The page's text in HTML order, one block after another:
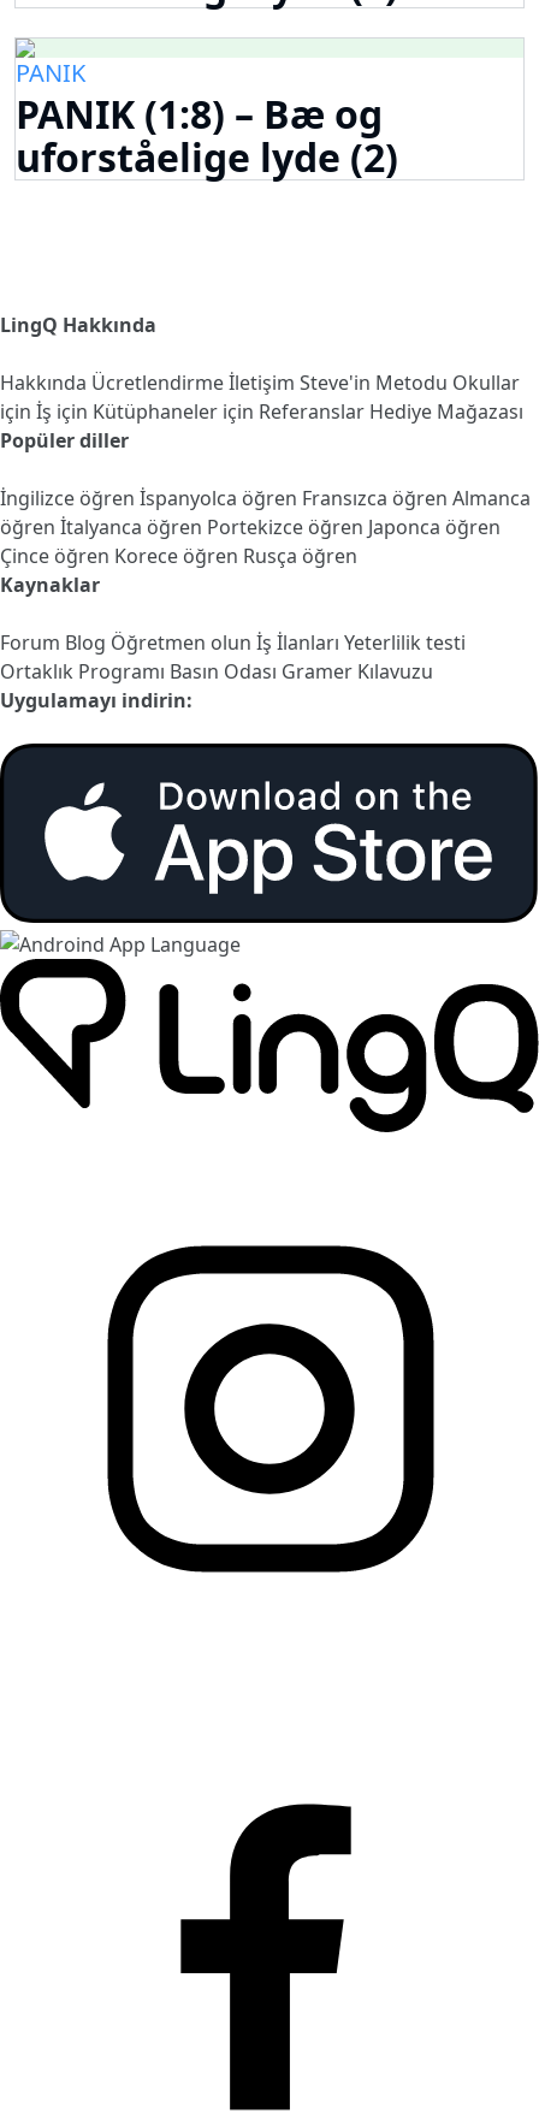
PANIK
PANIK (1:8) – Bæ og
uforståelige lyde (2)
LingQ Hakkında
Hakkında Ücretlendirmeİletişim Steve'in Metodu Okullar
için İş için Kütüphaneler için Referanslar Hediye Mağazası
Popüler diller
İngilizce öğren İspanyolca öğren Fransızca öğren Almanca
öğren İtalyanca öğren Portekizce öğren Japonca öğren
Çince öğren Korece öğren Rusça öğren
Kaynaklar
Forum Blog Öğretmen olun İş İlanları Yeterlilik testi
Ortaklık Programı Basın Odası Gramer Kılavuzu
Uygulamayı indirin: